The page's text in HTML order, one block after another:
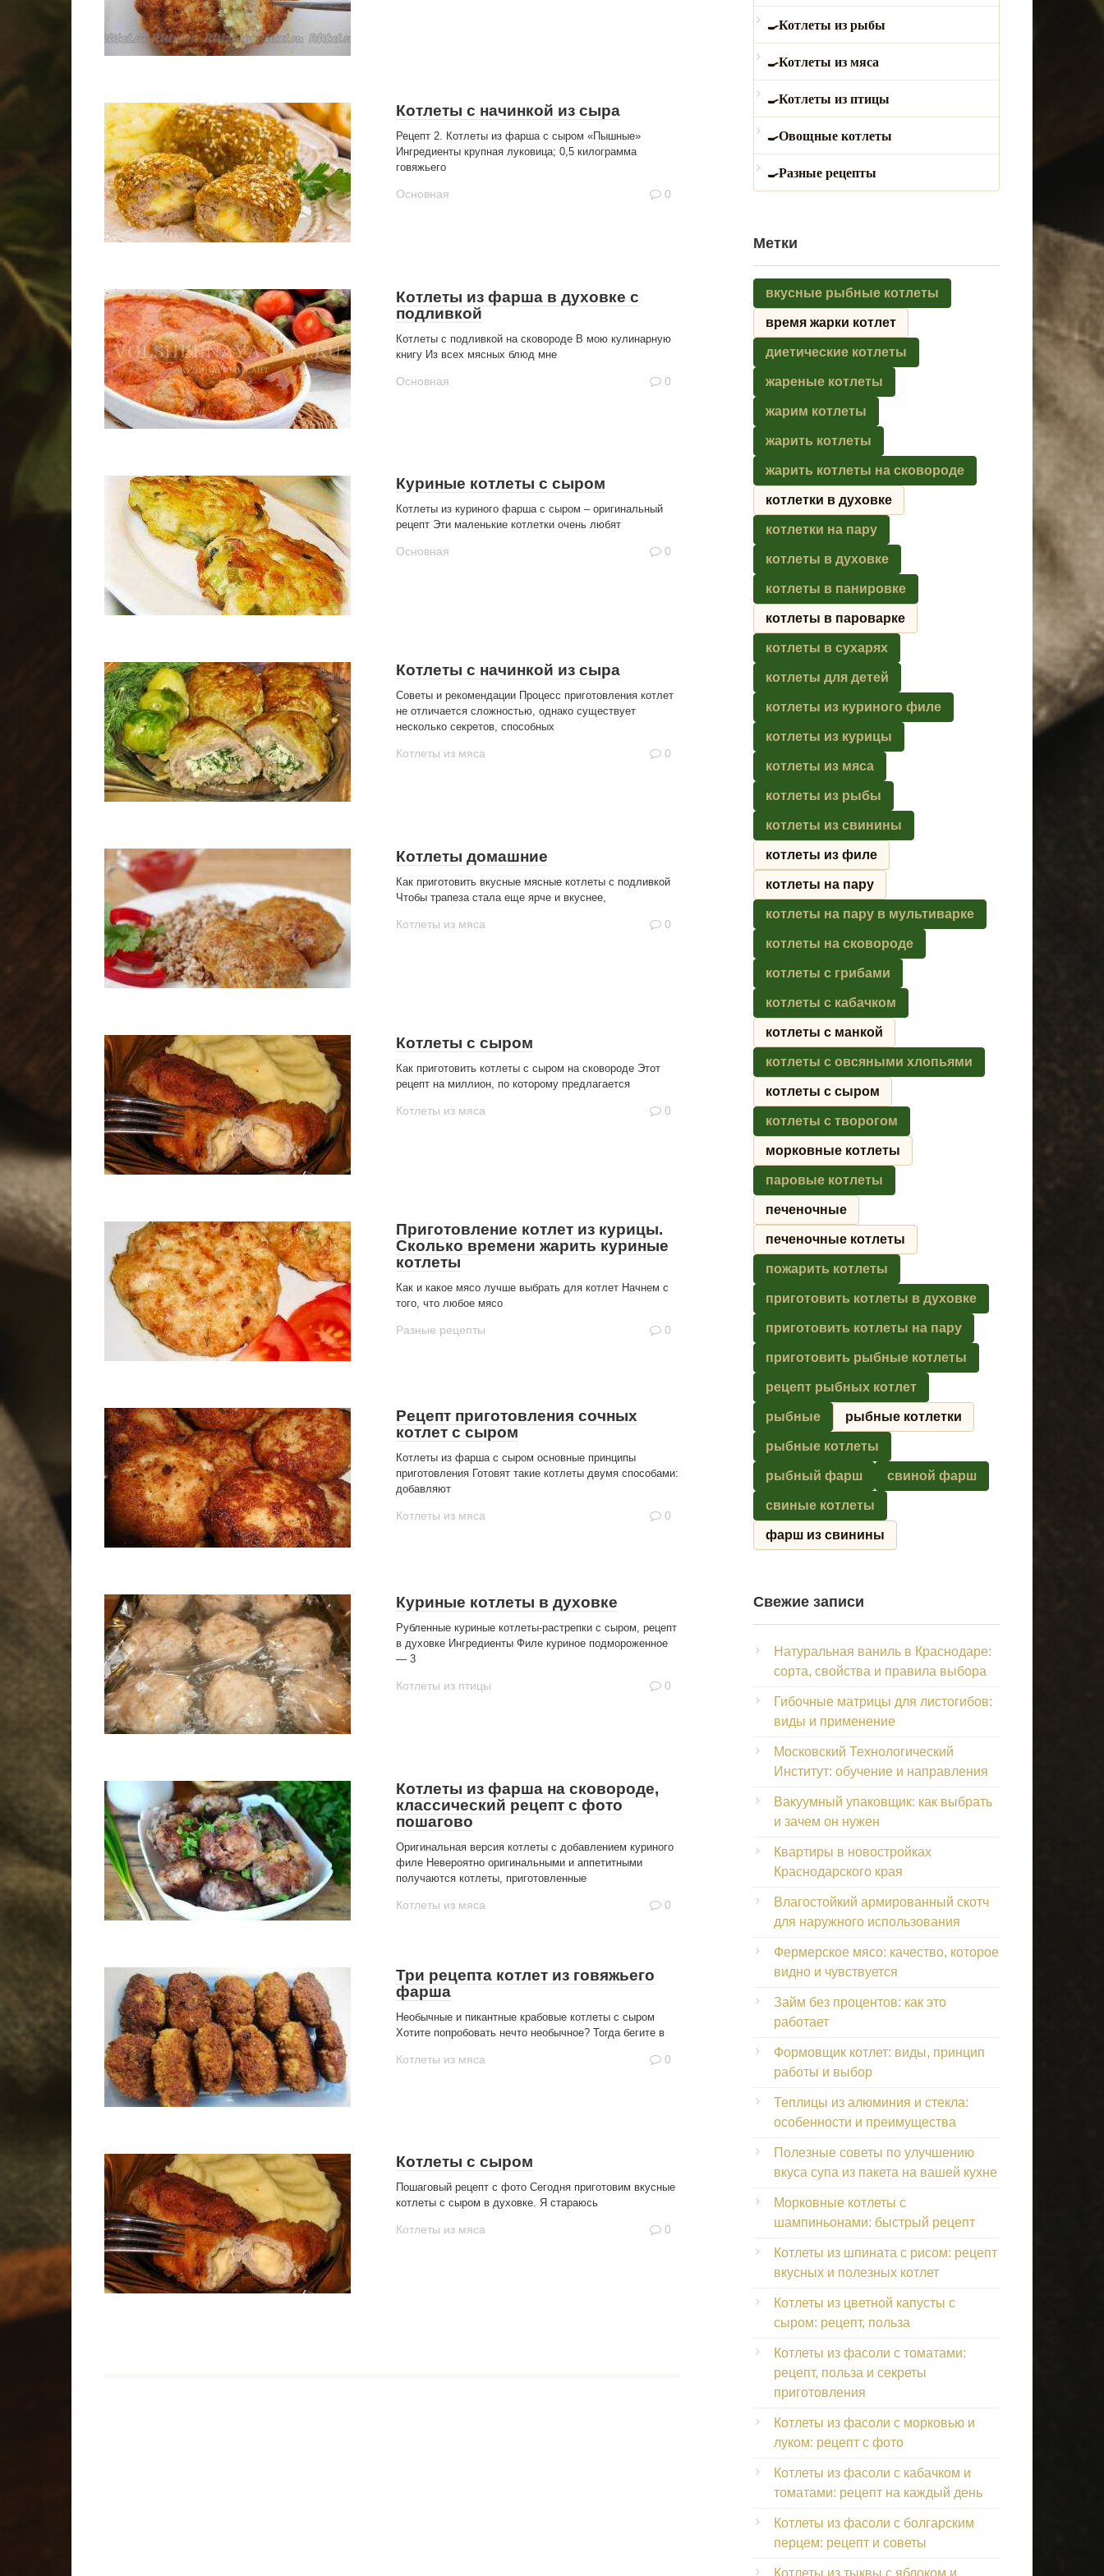
Котлеты с начинкой из сыра
Рецепт 2. Котлеты из фарша с сыром «Пышные»
Ингредиенты крупная луковица; 0,5 килограмма
говяжьего
Основная 0
Котлеты из фарша в духовке с
подливкой
Котлеты с подливкой на сковороде В мою кулинарную
книгу Из всех мясных блюд мне
Основная 0
Куриные котлеты с сыром
Котлеты из куриного фарша с сыром – оригинальный
рецепт Эти маленькие котлетки очень любят
Основная 0
Котлеты с начинкой из сыра
Советы и рекомендации Процесс приготовления котлет
не отличается сложностью, однако существует
несколько секретов, способных
Котлеты из мяса 0
Котлеты домашние
Как приготовить вкусные мясные котлеты с подливкой
Чтобы трапеза стала еще ярче и вкуснее,
Котлеты из мяса 0
Котлеты с сыром
Как приготовить котлеты с сыром на сковороде Этот
рецепт на миллион, по которому предлагается
Котлеты из мяса 0
Приготовление котлет из курицы.
Сколько времени жарить куриные
котлеты
Как и какое мясо лучше выбрать для котлет Начнем с
того, что любое мясо
Разные рецепты 0
Рецепт приготовления сочных
котлет с сыром
Котлеты из фарша с сыром основные принципы
приготовления Готовят такие котлеты двумя способами:
добавляют
Котлеты из мяса 0
Куриные котлеты в духовке
Рубленные куриные котлеты-растрепки с сыром, рецепт
в духовке Ингредиенты Филе куриное подмороженное
— 3
Котлеты из птицы 0
Котлеты из фарша на сковороде,
классический рецепт с фото
пошагово
Оригинальная версия котлеты с добавлением куриного
филе Невероятно оригинальными и аппетитными
получаются котлеты, приготовленные
Котлеты из мяса 0
Три рецепта котлет из говяжьего
фарша
Необычные и пикантные крабовые котлеты с сыром
Хотите попробовать нечто необычное? Тогда бегите в
Котлеты из мяса 0
Котлеты с сыром
Пошаговый рецепт с фото Сегодня приготовим вкусные
котлеты с сыром в духовке. Я стараюсь
Котлеты из мяса 0
Котлеты из рыбы
Котлеты из мяса
Котлеты из птицы
Овощные котлеты
Разные рецепты
Метки
вкусные рыбные котлеты
время жарки котлет
диетические котлеты
жареные котлеты
жарим котлеты
жарить котлеты
жарить котлеты на сковороде
котлетки в духовке
котлетки на пару
котлеты в духовке
котлеты в панировке
котлеты в пароварке
котлеты в сухарях
котлеты для детей
котлеты из куриного филе
котлеты из курицы
котлеты из мяса
котлеты из рыбы
котлеты из свинины
котлеты из филе
котлеты на пару
котлеты на пару в мультиварке
котлеты на сковороде
котлеты с грибами
котлеты с кабачком
котлеты с манкой
котлеты с овсяными хлопьями
котлеты с сыром
котлеты с творогом
морковные котлеты
паровые котлеты
печеночные
печеночные котлеты
пожарить котлеты
приготовить котлеты в духовке
приготовить котлеты на пару
приготовить рыбные котлеты
рецепт рыбных котлет
рыбные рыбные котлетки
рыбные котлеты
рыбный фарш свиной фарш
свиные котлеты
фарш из свинины
Свежие записи
Натуральная ваниль в Краснодаре:
сорта, свойства и правила выбора
Гибочные матрицы для листогибов:
виды и применение
Московский Технологический
Институт: обучение и направления
Вакуумный упаковщик: как выбрать
и зачем он нужен
Квартиры в новостройках
Краснодарского края
Влагостойкий армированный скотч
для наружного использования
Фермерское мясо: качество, которое
видно и чувствуется
Займ без процентов: как это
работает
Формовщик котлет: виды, принцип
работы и выбор
Теплицы из алюминия и стекла:
особенности и преимущества
Полезные советы по улучшению
вкуса супа из пакета на вашей кухне
Морковные котлеты с
шампиньонами: быстрый рецепт
Котлеты из шпината с рисом: рецепт
вкусных и полезных котлет
Котлеты из цветной капусты с
сыром: рецепт, польза
Котлеты из фасоли с томатами:
рецепт, польза и секреты
приготовления
Котлеты из фасоли с морковью и
луком: рецепт с фото
Котлеты из фасоли с кабачком и
томатами: рецепт на каждый день
Котлеты из фасоли с болгарским
перцем: рецепт и советы
Котлеты из тыквы с яблоком и